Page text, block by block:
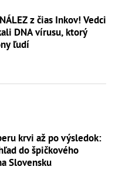
z čias Inkov! Vedci
DNA vírusu, ktorý
ľudí
krvi až po výsledok:
do špičkového
Slovensku